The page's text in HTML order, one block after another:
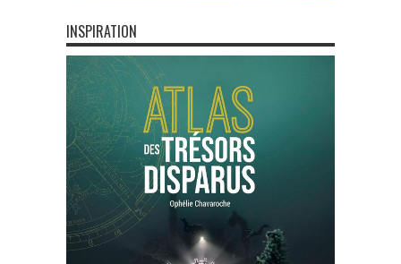
INSPIRATION